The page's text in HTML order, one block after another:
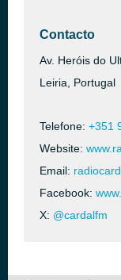
Contacto
Av. Heróis do
Leiria, Portugal
Telefone: +351
Website:
Email:
Facebook:
X: @cardalfm